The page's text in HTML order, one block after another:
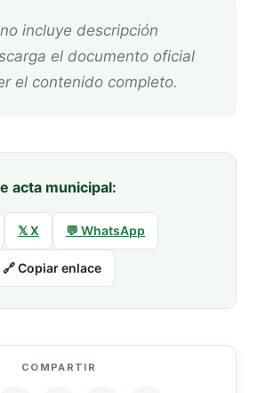
el documento oficial
el contenido completo.
acta municipal:
𝕏 X 💬 WhatsApp
🔗 Copiar enlace
COMPARTIR